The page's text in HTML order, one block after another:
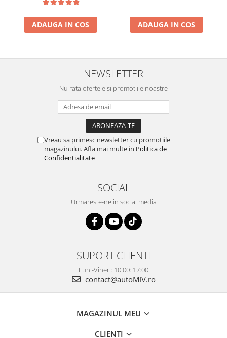
ADAUGA IN COS ADAUGA IN COS
NEWSLETTER
Nu rata ofertele si promotiile noastre
Vreau sa primesc newsletter cu promotiile
magazinului. Afla mai multe in Politica de
Confidentialitate
SOCIAL
Urmareste-ne in social media
SUPORT CLIENTI
Luni-Vineri: 10:00: 17:00
contact@autoMIV.ro
MAGAZINUL MEU
CLIENTI